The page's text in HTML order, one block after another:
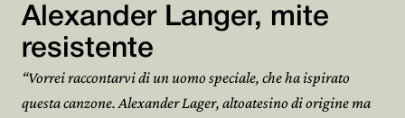
Attività e progetti
Alexander Langer
Archivio
Alexander Langer, mite
resistente
“Vorrei raccontarvi di un uomo speciale, che ha ispirato
questa canzone. Alexander Lager, altoatesino di origine ma